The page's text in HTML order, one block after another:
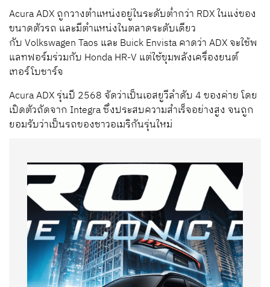
Acura ADX ถูกวางตำแหน่งอยู่ในระดับต่ำกว่า RDX ในแง่ของ
ขนาดตัวรถ และมีตำแหน่งในตลาดระดับเดียว
กับVolkswagen Taos และ Buick Envistaคาดว่า ADX จะใช้พ
แลทฟอร์มร่วมกับ Honda HR-V แต่ใช้ขุมพลังเครื่องยนต์
เทอร์โบชาร์จ
Acura ADXรุ่นปี 2568 จัดว่าเป็นเอสยูวีลำดับ 4 ของค่าย โดย
เปิดตัวถัดจาก Integra ซึ่งประสบความสำเร็จอย่างสูง จนถูก
ยอมรับว่าเป็นรถของชาวอเมริกันรุ่นใหม่